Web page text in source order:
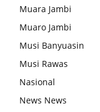
Muara Jambi
Muaro Jambi
Musi Banyuasin
Musi Rawas
Nasional
News News